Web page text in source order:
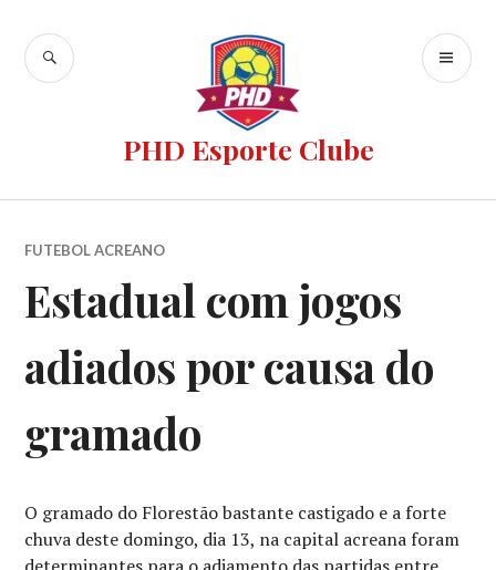
PHD Esporte Clube
FUTEBOL ACREANO
Estadual com jogos
adiados por causa do
gramado
O gramado do Florestão bastante castigado e a forte
chuva deste domingo, dia 13, na capital acreana foram